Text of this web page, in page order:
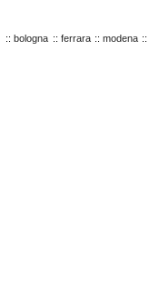
:: bologna :: ferrara :: modena ::